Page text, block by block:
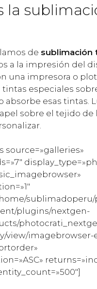
la
de sublimación
a la impresión del
una impresora o
tintas especiales
absorbe esas tintas.
sobre el tejido de
source=»galleries»
sublimadoperu/
plugins/nextgen-
view/imagebrowser-